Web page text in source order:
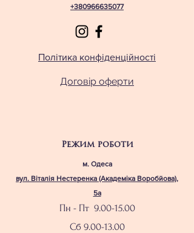
+380966635077
Політика конфіденційності
Договір оферти
Режим роботи
м. Одеса
вул. Віталія Нестеренка (Академіка Воробйова),
5а
Пн - Пт 9.00-15.00
Сб 9.00-13.00